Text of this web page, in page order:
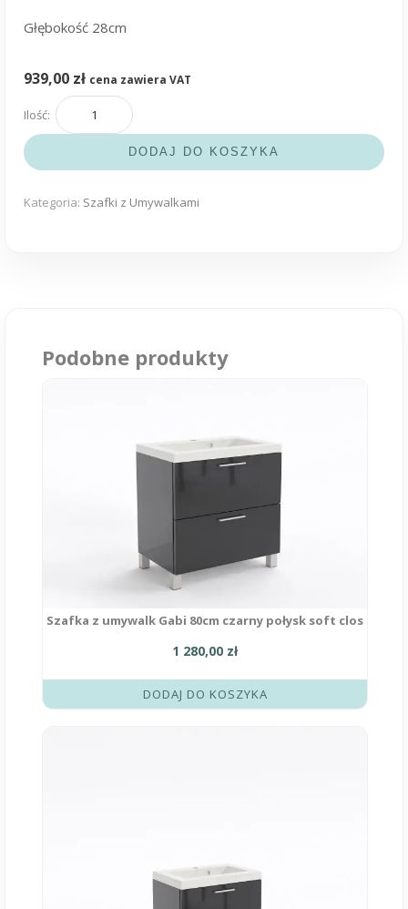
Głębokość 28cm
939,00 zł cena zawiera VAT
ilość
Szafka
z
umywalką
60cm
DODAJ DO KOSZYKA
Kategoria: Szafki z Umywalkami
Podobne produkty
Szafka z umywalk Gabi 80cm czarny połysk soft clos
1 280,00 zł
DODAJ DO KOSZYKA